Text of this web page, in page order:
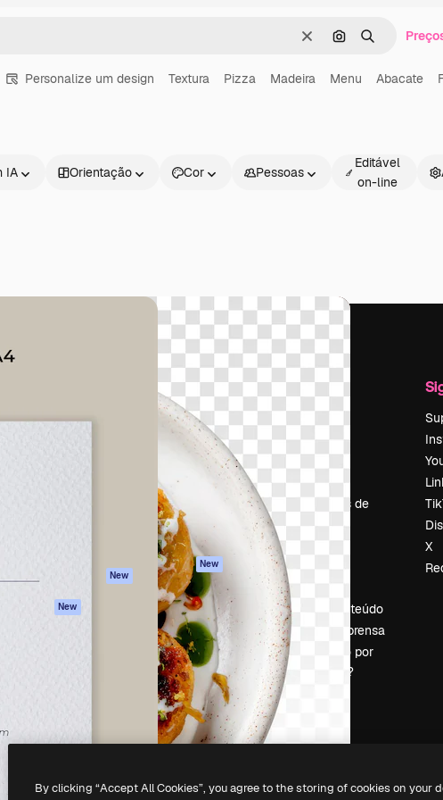
LimparPesquisar por
Buscar
Personalize um design Textura Pizza Madeira Menu Abacate
IA Orientação Cor Pessoas
Editável
on-line
Spaces
Gerador de vídeos
Claude/ChatGPT
New
New
Começar
Academy
Documentação
Atendimento
Termos e
condições
Política de
privacidade
Originais New
Política de cookies
Central de
confiabilidade
Afiliados
Empresas
Empresa
Sobre nós
Emprego
Tendências de
pesquisa
Eventos
Slidesgo
Vender conteúdo
Sala de imprensa
Procurando por
magnific.ai?
X
Todos os direitos reservados.
By clicking “Accept All Cookies”, you agree to the storing of cookies on your